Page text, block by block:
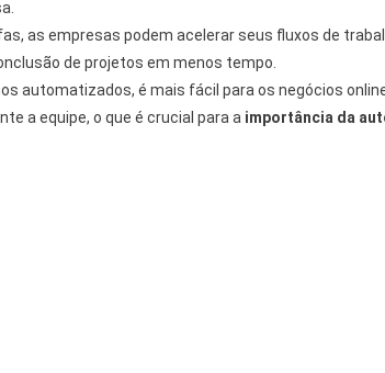
as empresas podem acelerar seus fluxos de
de projetos em menos tempo.
automatizados, é mais fácil para os negócios
a equipe, o que é crucial para a importância da